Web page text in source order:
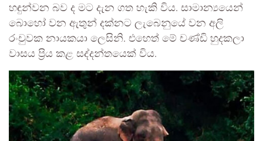
හඳුන්වන බව ද මට දැන ගත හැකි විය. සාමාන්‍යයෙන්
බොහෝ වන ඇතුන් දක්නට ලැබෙනුයේ වන අලි
රංචුවක නායකයා ලෙසිනි. එහෙත් මේ චණ්ඩි හුදකලා
වාසය ප්‍රිය කළ සද්දන්තයෙක් විය.